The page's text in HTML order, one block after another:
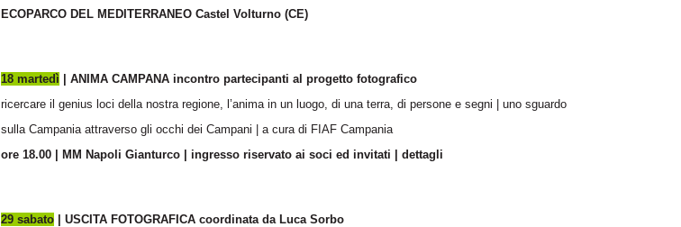
ECOPARCO DEL MEDITERRANEO Castel Volturno (CE)
18 martedì
ANIMA CAMPANA incontro partecipanti al progetto fotografico
ricercare il genius loci della nostra regione, l’anima in un luogo, di una terra, di persone e segni | uno sguardo
sulla Campania attraverso gli occhi dei Campani | a cura di FIAF Campania
ore 18.00 | MM Napoli Gianturco | ingresso riservato ai soci ed invitati | dettagli
29 sabato | USCITA FOTOGRAFICA coordinata da Luca Sorbo